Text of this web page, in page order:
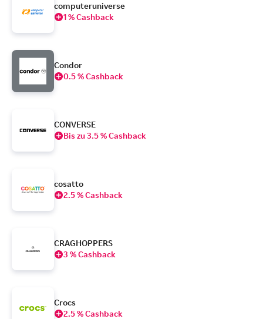
computeruniverse
1 % Cashback
Condor
0.5 % Cashback
CONVERSE
Bis zu 3.5 % Cashback
cosatto
2.5 % Cashback
CRAGHOPPERS
3 % Cashback
Crocs
2.5 % Cashback